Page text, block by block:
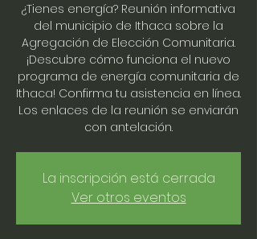
¿Tienes energía? Reunión informativa
del municipio de Ithaca sobre la
Agregación de Elección Comunitaria.
¡Descubre cómo funciona el nuevo
programa de energía comunitaria de
Ithaca! Confirma tu asistencia en línea.
Los enlaces de la reunión se enviarán
con antelación.
La inscripción está cerrada
Ver otros eventos